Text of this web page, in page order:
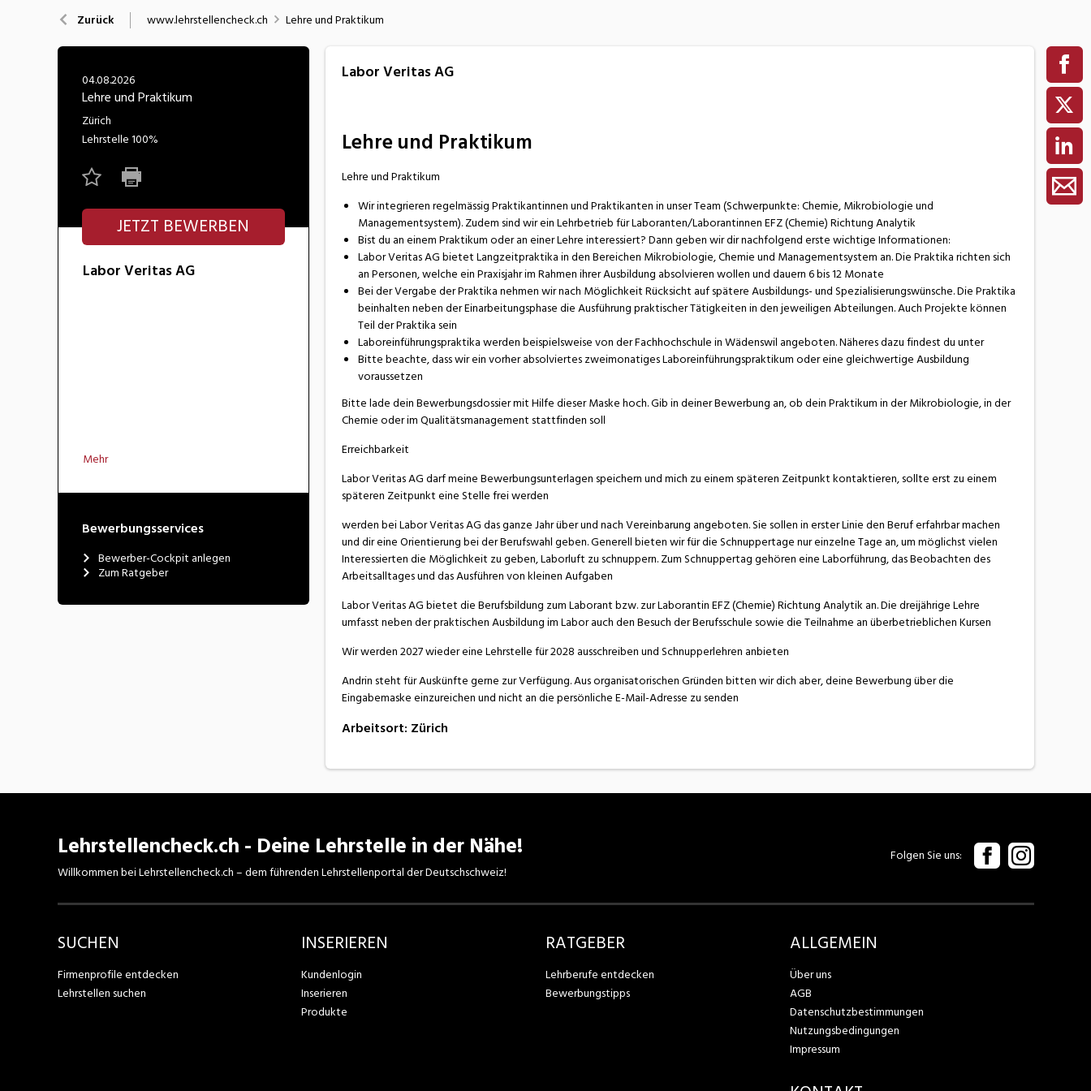
Nahrung
Wirtschaft/Verwaltung
Zurück www.lehrstellencheck.ch Lehre und Praktikum
04.08.2026
Lehre und Praktikum
Zürich
Lehrstelle100%
JETZT BEWERBEN
Labor Veritas AG
Mehr
Bewerbungsservices
Bewerber-Cockpit anlegen
Zum Ratgeber
Labor Veritas AG
Lehre und Praktikum
Lehre und Praktikum
Wir integrieren regelmässig Praktikantinnen und Praktikanten in unser Team (Schwerpunkte: Chemie, Mikrobiologie und
Managementsystem). Zudem sind wir ein Lehrbetrieb für Laboranten/Laborantinnen EFZ (Chemie) Richtung Analytik
Bist du an einem Praktikum oder an einer Lehre interessiert? Dann geben wir dir nachfolgend erste wichtige Informationen:
Labor Veritas AG bietet Langzeitpraktika in den Bereichen Mikrobiologie, Chemie und Managementsystem an. Die Praktika richten sich
an Personen, welche ein Praxisjahr im Rahmen ihrer Ausbildung absolvieren wollen und dauern 6 bis 12 Monate
Bei der Vergabe der Praktika nehmen wir nach Möglichkeit Rücksicht auf spätere Ausbildungs- und Spezialisierungswünsche. Die Praktika
beinhalten neben der Einarbeitungsphase die Ausführung praktischer Tätigkeiten in den jeweiligen Abteilungen. Auch Projekte können
Teil der Praktika sein
Laboreinführungspraktika werden beispielsweise von der Fachhochschule in Wädenswil angeboten. Näheres dazu findest du unter
Bitte beachte, dass wir ein vorher absolviertes zweimonatiges Laboreinführungspraktikum oder eine gleichwertige Ausbildung
voraussetzen
Bitte lade dein Bewerbungsdossier mit Hilfe dieser Maske hoch. Gib in deiner Bewerbung an, ob dein Praktikum in der Mikrobiologie, in der
Chemie oder im Qualitätsmanagement stattfinden soll
Erreichbarkeit
Labor Veritas AG darf meine Bewerbungsunterlagen speichern und mich zu einem späteren Zeitpunkt kontaktieren, sollte erst zu einem
späteren Zeitpunkt eine Stelle frei werden
werden bei Labor Veritas AG das ganze Jahr über und nach Vereinbarung angeboten. Sie sollen in erster Linie den Beruf erfahrbar machen
und dir eine Orientierung bei der Berufswahl geben. Generell bieten wir für die Schnuppertage nur einzelne Tage an, um möglichst vielen
Interessierten die Möglichkeit zu geben, Laborluft zu schnuppern. Zum Schnuppertag gehören eine Laborführung, das Beobachten des
Arbeitsalltages und das Ausführen von kleinen Aufgaben
Labor Veritas AG bietet die Berufsbildung zum Laborant bzw. zur Laborantin EFZ (Chemie) Richtung Analytik an. Die dreijährige Lehre
umfasst neben der praktischen Ausbildung im Labor auch den Besuch der Berufsschule sowie die Teilnahme an überbetrieblichen Kursen
Wir werden 2027 wieder eine Lehrstelle für 2028 ausschreiben und Schnupperlehren anbieten
Andrin steht für Auskünfte gerne zur Verfügung. Aus organisatorischen Gründen bitten wir dich aber, deine Bewerbung über die
Eingabemaske einzureichen und nicht an die persönliche E-Mail-Adresse zu senden
Arbeitsort: Zürich
Lehrstellencheck.ch - Deine Lehrstelle in der Nähe!
Willkommen bei Lehrstellencheck.ch – dem führenden Lehrstellenportal der Deutschschweiz!
Folgen Sie uns
SUCHEN
Firmenprofile entdecken
Lehrstellen suchen
INSERIEREN
Kundenlogin
Inserieren
Produkte
RATGEBER
Lehrberufe entdecken
Bewerbungstipps
ALLGEMEIN
Über uns
AGB
Datenschutzbestimmungen
Nutzungsbedingungen
Impressum